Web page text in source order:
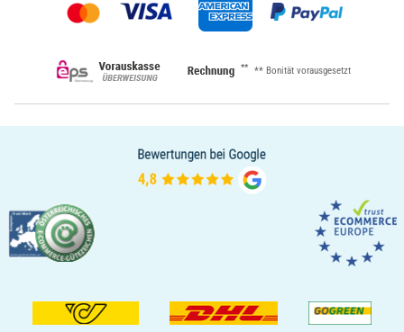
** ** Bonität vorausgesetzt